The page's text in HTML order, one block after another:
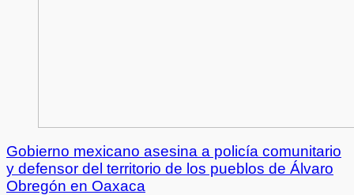
Gobierno mexicano asesina a policía comunitario
y defensor del territorio de los pueblos de Álvaro
Obregón en Oaxaca